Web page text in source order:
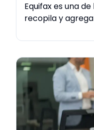
Equifax es una
recopila y